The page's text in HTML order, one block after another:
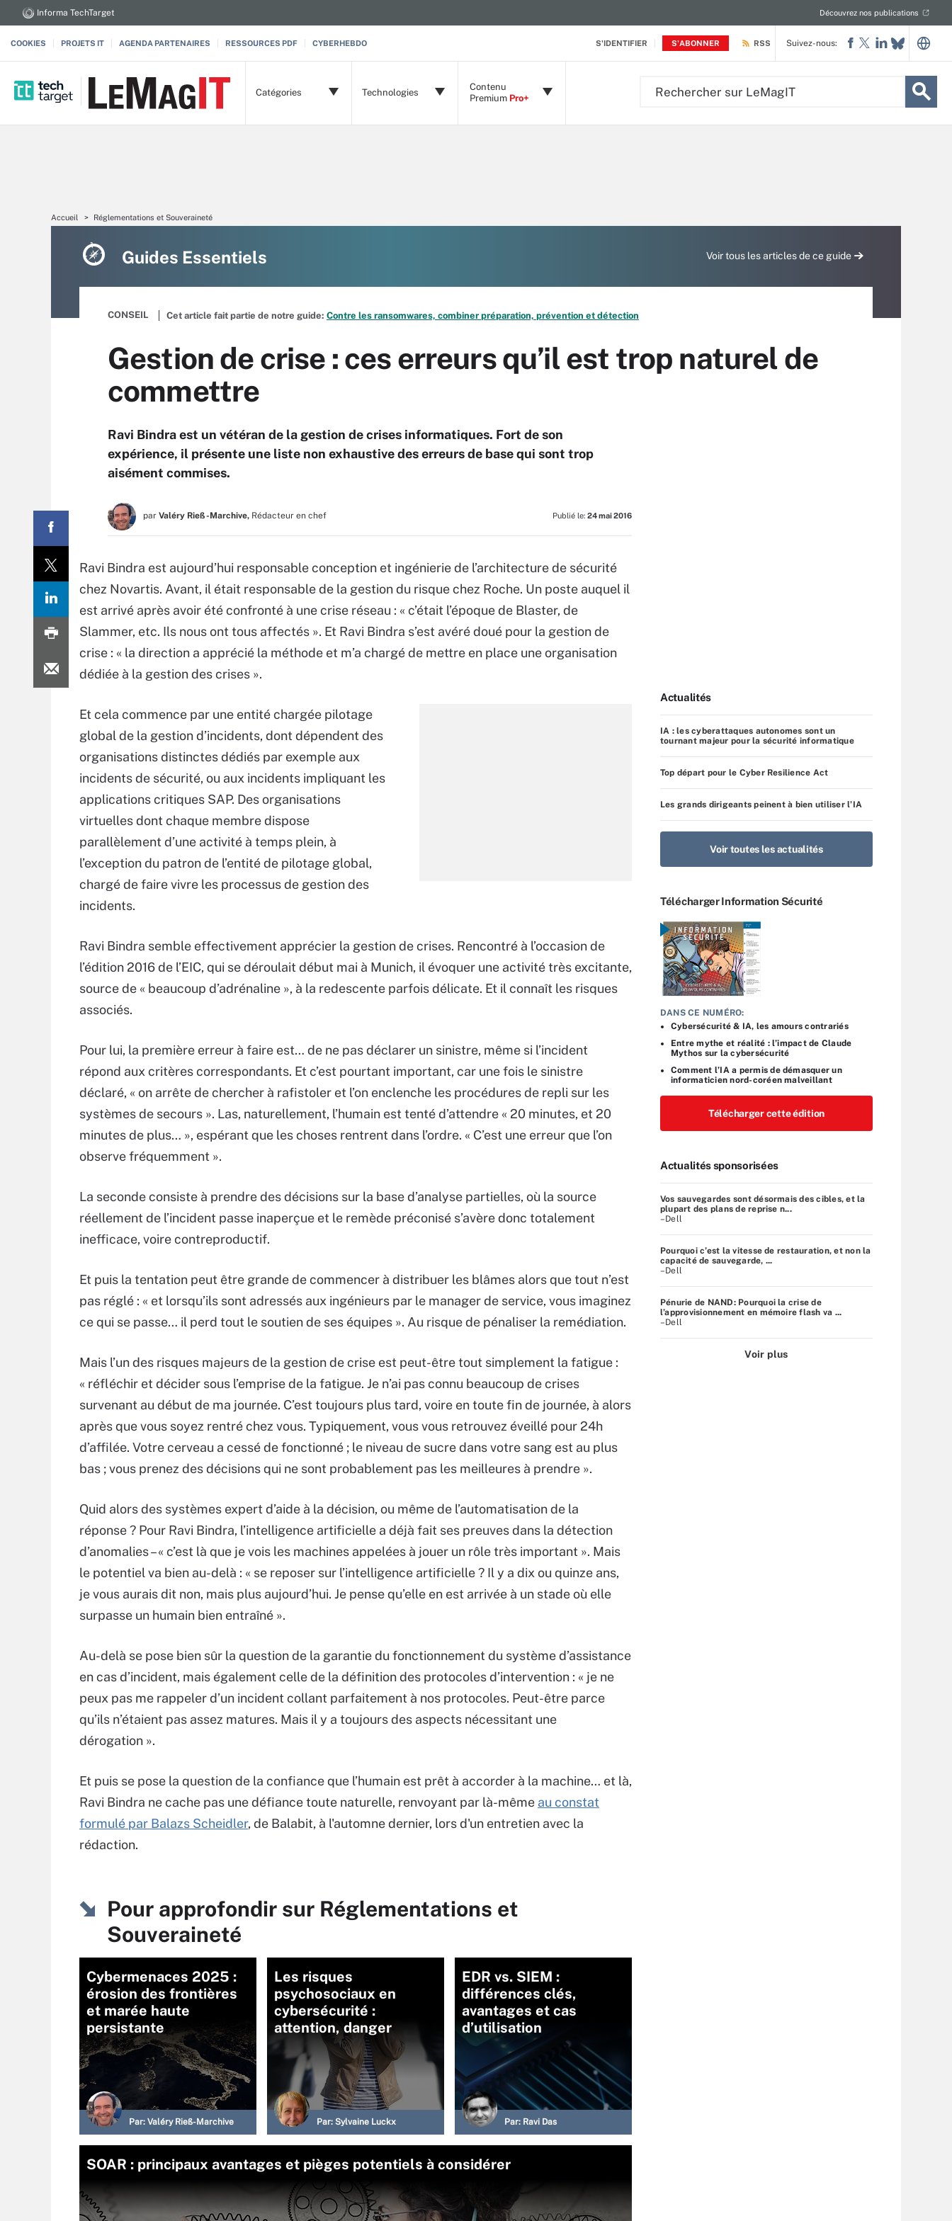
S'IDENTIFIER S'ABONNER
Informa TechTarget Découvrez nos publications
COOKIES PROJETS IT AGENDA PARTENAIRES RESSOURCES PDF CYBERHEBDO RSS
Catégories Technologies
Contenu
Premium Pro+
Suivez-nous:
Accueil Réglementations et Souveraineté
Guides Essentiels Voir tous les articles de ce guide
CONSEIL Cet article fait partie de notre guide: Contre les ransomwares, combiner préparation, prévention et détection
Gestion de crise : ces erreurs qu’il est trop naturel de
commettre
Ravi Bindra est un vétéran de la gestion de crises informatiques. Fort de son
expérience, il présente une liste non exhaustive des erreurs de base qui sont trop
aisément commises.
par Valéry Rieß-Marchive, Rédacteur en chef Publié le: 24 mai 2016
Ravi Bindra est aujourd’hui responsable conception et ingénierie de l’architecture de sécurité
chez Novartis. Avant, il était responsable de la gestion du risque chez Roche. Un poste auquel il
est arrivé après avoir été confronté à une crise réseau : « c’était l’époque de Blaster, de
Slammer, etc. Ils nous ont tous affectés ». Et Ravi Bindra s’est avéré doué pour la gestion de
crise : « la direction a apprécié la méthode et m’a chargé de mettre en place une organisation
dédiée à la gestion des crises ».
Et cela commence par une entité chargée pilotage
global de la gestion d’incidents, dont dépendent des
organisations distinctes dédiés par exemple aux
incidents de sécurité, ou aux incidents impliquant les
applications critiques SAP. Des organisations
virtuelles dont chaque membre dispose
parallèlement d’une activité à temps plein, à
l’exception du patron de l’entité de pilotage global,
chargé de faire vivre les processus de gestion des
incidents.
Ravi Bindra semble effectivement apprécier la gestion de crises. Rencontré à l’occasion de
l’édition 2016 de l’EIC, qui se déroulait début mai à Munich, il évoquer une activité très excitante,
source de « beaucoup d’adrénaline », à la redescente parfois délicate. Et il connaît les risques
associés.
Pour lui, la première erreur à faire est… de ne pas déclarer un sinistre, même si l’incident
répond aux critères correspondants. Et c’est pourtant important, car une fois le sinistre
déclaré, « on arrête de chercher à rafistoler et l’on enclenche les procédures de repli sur les
systèmes de secours ». Las, naturellement, l’humain est tenté d’attendre « 20 minutes, et 20
minutes de plus… », espérant que les choses rentrent dans l’ordre. « C’est une erreur que l’on
observe fréquemment ».
La seconde consiste à prendre des décisions sur la base d’analyse partielles, où la source
réellement de l’incident passe inaperçue et le remède préconisé s’avère donc totalement
inefficace, voire contreproductif.
Et puis la tentation peut être grande de commencer à distribuer les blâmes alors que tout n’est
pas réglé : « et lorsqu’ils sont adressés aux ingénieurs par le manager de service, vous imaginez
ce qui se passe… il perd tout le soutien de ses équipes ». Au risque de pénaliser la remédiation.
Mais l’un des risques majeurs de la gestion de crise est peut-être tout simplement la fatigue :
« réfléchir et décider sous l’emprise de la fatigue. Je n’ai pas connu beaucoup de crises
survenant au début de ma journée. C’est toujours plus tard, voire en toute fin de journée, à alors
après que vous soyez rentré chez vous. Typiquement, vous vous retrouvez éveillé pour 24h
d’affilée. Votre cerveau a cessé de fonctionné ; le niveau de sucre dans votre sang est au plus
bas ; vous prenez des décisions qui ne sont probablement pas les meilleures à prendre ».
Quid alors des systèmes expert d’aide à la décision, ou même de l’automatisation de la
réponse ? Pour Ravi Bindra, l’intelligence artificielle a déjà fait ses preuves dans la détection
d’anomalies – « c’est là que je vois les machines appelées à jouer un rôle très important ». Mais
le potentiel va bien au-delà : « se reposer sur l’intelligence artificielle ? Il y a dix ou quinze ans,
je vous aurais dit non, mais plus aujourd’hui. Je pense qu’elle en est arrivée à un stade où elle
surpasse un humain bien entraîné ».
Au-delà se pose bien sûr la question de la garantie du fonctionnement du système d’assistance
en cas d’incident, mais également celle de la définition des protocoles d’intervention : « je ne
peux pas me rappeler d’un incident collant parfaitement à nos protocoles. Peut-être parce
qu’ils n’étaient pas assez matures. Mais il y a toujours des aspects nécessitant une
dérogation ».
Et puis se pose la question de la confiance que l’humain est prêt à accorder à la machine… et là,
Ravi Bindra ne cache pas une défiance toute naturelle, renvoyant par là-même au constat
formulé par Balazs Scheidler, de Balabit, à l'automne dernier, lors d'un entretien avec la
rédaction.
Pour approfondir sur Réglementations et
Souveraineté
Cybermenaces 2025 :
érosion des frontières
et marée haute
persistante
Par: Valéry Rieß-Marchive
Les risques
psychosociaux en
cybersécurité :
attention, danger
Par: Sylvaine Luckx
EDR vs. SIEM :
différences clés,
avantages et cas
d’utilisation
Par: Ravi Das
SOAR : principaux avantages et pièges potentiels à considérer
Actualités
IA : les cyberattaques autonomes sont un
tournant majeur pour la sécurité informatique
Top départ pour le Cyber Resilience Act
Les grands dirigeants peinent à bien utiliser l’IA
Voir toutes les actualités
Télécharger Information Sécurité
DANS CE NUMÉRO:
Cybersécurité & IA, les amours contrariés
Entre mythe et réalité : l’impact de Claude
Mythos sur la cybersécurité
Comment l’IA a permis de démasquer un
informaticien nord-coréen malveillant
Télécharger cette édition
Actualités sponsorisées
Vos sauvegardes sont désormais des cibles, et la
plupart des plans de reprise n...
–Dell
Pourquoi c’est la vitesse de restauration, et non la
capacité de sauvegarde, ...
–Dell
Pénurie de NAND: Pourquoi la crise de
l’approvisionnement en mémoire flash va ...
–Dell
Voir plus